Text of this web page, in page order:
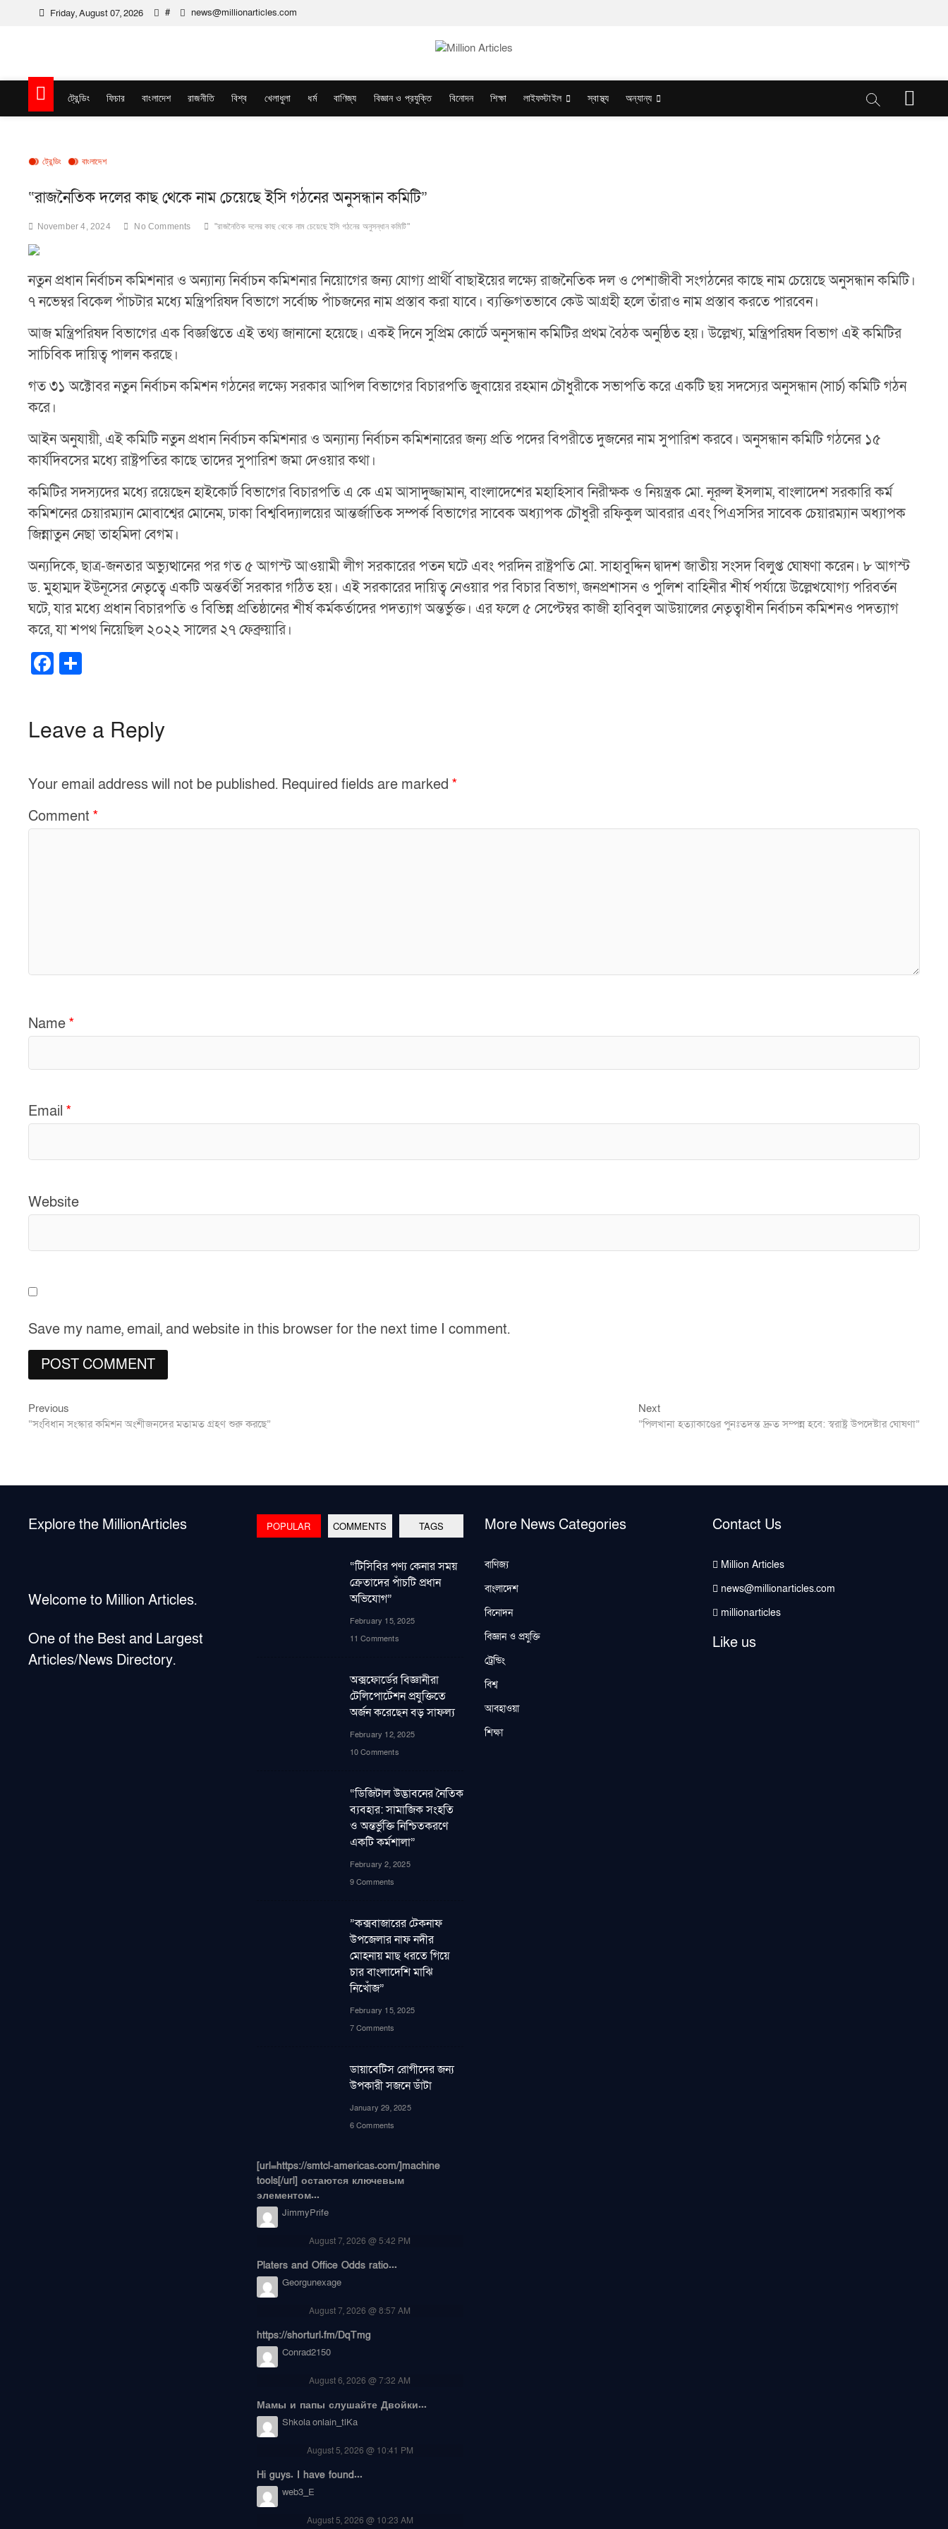
Friday, August 07, 2026 # news@millionarticles.com
Million Articles
ট্রেন্ডিং ফিচার বাংলাদেশ রাজনীতি বিশ্ব খেলাধুলা ধর্ম বাণিজ্য বিজ্ঞান ও প্রযুক্তি বিনোদন শিক্ষা লাইফস্টাইল স্বাস্থ্য অন্যান্য
M
e
n
ট্রেন্ডিং বাংলাদেশ
“রাজনৈতিক দলের কাছ থেকে নাম চেয়েছে ইসি গঠনের অনুসন্ধান কমিটি”
November 4, 2024 No Comments "রাজনৈতিক দলের কাছ থেকে নাম চেয়েছে ইসি গঠনের অনুসন্ধান কমিটি"
নতুন প্রধান নির্বাচন কমিশনার ও অন্যান্য নির্বাচন কমিশনার নিয়োগের জন্য যোগ্য প্রার্থী বাছাইয়ের লক্ষ্যে রাজনৈতিক দল ও পেশাজীবী সংগঠনের কাছে নাম চেয়েছে অনুসন্ধান কমিটি।
৭ নভেম্বর বিকেল পাঁচটার মধ্যে মন্ত্রিপরিষদ বিভাগে সর্বোচ্চ পাঁচজনের নাম প্রস্তাব করা যাবে। ব্যক্তিগতভাবে কেউ আগ্রহী হলে তাঁরাও নাম প্রস্তাব করতে পারবেন।
আজ মন্ত্রিপরিষদ বিভাগের এক বিজ্ঞপ্তিতে এই তথ্য জানানো হয়েছে। একই দিনে সুপ্রিম কোর্টে অনুসন্ধান কমিটির প্রথম বৈঠক অনুষ্ঠিত হয়। উল্লেখ্য, মন্ত্রিপরিষদ বিভাগ এই কমিটির
সাচিবিক দায়িত্ব পালন করছে।
গত ৩১ অক্টোবর নতুন নির্বাচন কমিশন গঠনের লক্ষ্যে সরকার আপিল বিভাগের বিচারপতি জুবায়ের রহমান চৌধুরীকে সভাপতি করে একটি ছয় সদস্যের অনুসন্ধান (সার্চ) কমিটি গঠন
করে।
আইন অনুযায়ী, এই কমিটি নতুন প্রধান নির্বাচন কমিশনার ও অন্যান্য নির্বাচন কমিশনারের জন্য প্রতি পদের বিপরীতে দুজনের নাম সুপারিশ করবে। অনুসন্ধান কমিটি গঠনের ১৫
কার্যদিবসের মধ্যে রাষ্ট্রপতির কাছে তাদের সুপারিশ জমা দেওয়ার কথা।
কমিটির সদস্যদের মধ্যে রয়েছেন হাইকোর্ট বিভাগের বিচারপতি এ কে এম আসাদুজ্জামান, বাংলাদেশের মহাহিসাব নিরীক্ষক ও নিয়ন্ত্রক মো. নূরুল ইসলাম, বাংলাদেশ সরকারি কর্ম
কমিশনের চেয়ারম্যান মোবাশ্বের মোনেম, ঢাকা বিশ্ববিদ্যালয়ের আন্তর্জাতিক সম্পর্ক বিভাগের সাবেক অধ্যাপক চৌধুরী রফিকুল আবরার এবং পিএসসির সাবেক চেয়ারম্যান অধ্যাপক
জিন্নাতুন নেছা তাহমিদা বেগম।
অন্যদিকে, ছাত্র-জনতার অভ্যুত্থানের পর গত ৫ আগস্ট আওয়ামী লীগ সরকারের পতন ঘটে এবং পরদিন রাষ্ট্রপতি মো. সাহাবুদ্দিন দ্বাদশ জাতীয় সংসদ বিলুপ্ত ঘোষণা করেন। ৮ আগস্ট
ড. মুহাম্মদ ইউনূসের নেতৃত্বে একটি অন্তর্বর্তী সরকার গঠিত হয়। এই সরকারের দায়িত্ব নেওয়ার পর বিচার বিভাগ, জনপ্রশাসন ও পুলিশ বাহিনীর শীর্ষ পর্যায়ে উল্লেখযোগ্য পরিবর্তন
ঘটে, যার মধ্যে প্রধান বিচারপতি ও বিভিন্ন প্রতিষ্ঠানের শীর্ষ কর্মকর্তাদের পদত্যাগ অন্তর্ভুক্ত। এর ফলে ৫ সেপ্টেম্বর কাজী হাবিবুল আউয়ালের নেতৃত্বাধীন নির্বাচন কমিশনও পদত্যাগ
করে, যা শপথ নিয়েছিল ২০২২ সালের ২৭ ফেব্রুয়ারি।
F
e
o
o
k
e
Leave a Reply
Your email address will not be published. Required fields are marked*
Comment*
Name*
Email*
Website
Save my name, email, and website in this browser for the next time I comment.
Post
Previous
post:
“সংবিধান সংস্কার কমিশন অংশীজনদের মতামত গ্রহণ শুরু করছে”
NextNext
post:
“পিলখানা হত্যাকাণ্ডের পুনঃতদন্ত দ্রুত সম্পন্ন হবে: স্বরাষ্ট্র উপদেষ্টার ঘোষণা”
Explore the MillionArticles
Welcome to Million Articles.
One of the Best and Largest
Articles/News Directory.
POPULAR COMMENTS TAGS
“টিসিবির পণ্য কেনার সময়
ক্রেতাদের পাঁচটি প্রধান
অভিযোগ”
February 15, 2025
11 Comments
অক্সফোর্ডের বিজ্ঞানীরা
টেলিপোর্টেশন প্রযুক্তিতে
অর্জন করেছেন বড় সাফল্য
February 12, 2025
10 Comments
“ডিজিটাল উদ্ভাবনের নৈতিক
ব্যবহার: সামাজিক সংহতি
ও অন্তর্ভুক্তি নিশ্চিতকরণে
একটি কর্মশালা”
February 2, 2025
9 Comments
”কক্সবাজারের টেকনাফ
উপজেলার নাফ নদীর
মোহনায় মাছ ধরতে গিয়ে
চার বাংলাদেশি মাঝি
নিখোঁজ”
February 15, 2025
7 Comments
ডায়াবেটিস রোগীদের জন্য
উপকারী সজনে ডাঁটা
January 29, 2025
6 Comments
[url=https://smtcl-americas.com/]machine
tools[/url] остаются ключевым
элементом...
JimmyPrife
August 7, 2026 @ 5:42 PM
Platers and Office Odds ratio...
Georgunexage
August 7, 2026 @ 8:57 AM
https://shorturl.fm/DqTmg
Conrad2150
August 6, 2026 @ 7:32 AM
Мамы и папы слушайте Двойки...
Shkola onlain_tlKa
August 5, 2026 @ 10:41 PM
Hi guys. I have found...
web3_E
August 5, 2026 @ 10:23 AM
More News Categories
বাণিজ্য
বাংলাদেশ
বিনোদন
বিজ্ঞান ও প্রযুক্তি
ট্রেন্ডিং
বিশ্ব
আবহাওয়া
শিক্ষা
Contact Us
Million Articles
news@millionarticles.com
millionarticles
Like us